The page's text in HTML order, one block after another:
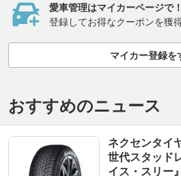
愛車管理はマイカーページで！
登録してお得なクーポンを獲
マイカー登録を
おすすめのニュース
ネクセンタイ
世代スタッド
イス・スリー